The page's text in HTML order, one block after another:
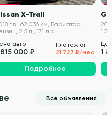
X-Trail
г.в., 62 036 км, Вариатор,
2.5 л., 171 л.с.
авто
000 ₽
Платёж от
21 727 ₽/мес.
Подробнее
1.5
1
Все объявления